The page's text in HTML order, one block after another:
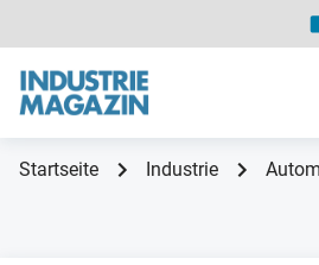
Startseite Industrie